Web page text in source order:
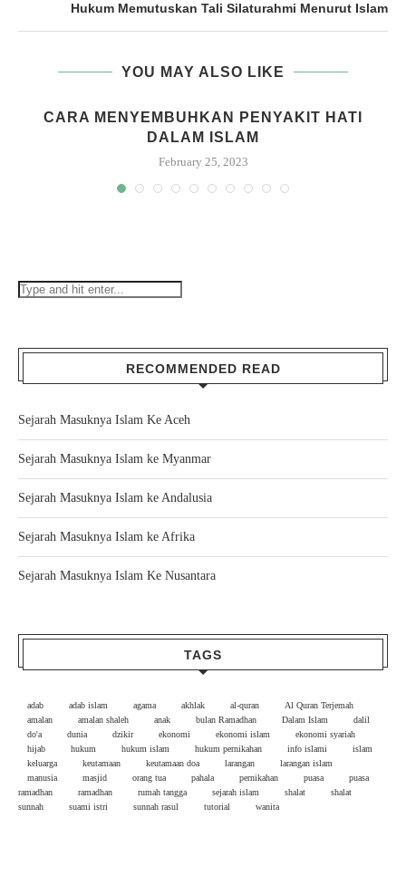
Hukum Memutuskan Tali Silaturahmi Menurut Islam
YOU MAY ALSO LIKE
CARA MENYEMBUHKAN PENYAKIT HATI
DALAM ISLAM
February 25, 2023
RECOMMENDED READ
Sejarah Masuknya Islam Ke Aceh
Sejarah Masuknya Islam ke Myanmar
Sejarah Masuknya Islam ke Andalusia
Sejarah Masuknya Islam ke Afrika
Sejarah Masuknya Islam Ke Nusantara
TAGS
adab adab islam agama akhlak al-quran
Al Quran Terjemah
amalan
amalan shaleh anak bulan Ramadhan Dalam Islam
dalil
do'a
dunia dzikir ekonomi ekonomi islam
ekonomi syariah
hijab
hukum hukum islam hukum pernikahan info islami
islam
keluarga
keutamaan keutamaan doa larangan
larangan islam
manusia
masjid orang tua pahala pernikahan puasa
puasa
ramadhan
ramadhan rumah tangga sejarah islam shalat
shalat
sunnah
suami istri sunnah rasul tutorial wanita